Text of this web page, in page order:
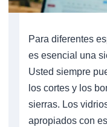
Para diferentes
es esencial una
Usted siempre
los cortes y los
sierras. Los
apropiados con